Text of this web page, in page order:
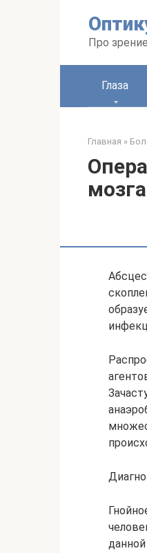
Про зрение
Глаза
Главная »